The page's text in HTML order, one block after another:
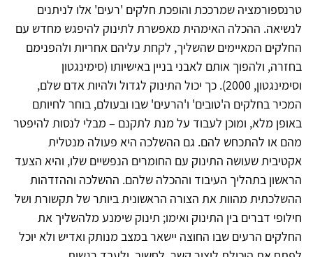
טרנספורמציה שמרככת והופכת חלקים 'רעים' אלו לניתנים
לנשיאה. ההכלה האימהית מאפשרת לתינוק להיפגש מחדש עם
החלקים המאיימים שהשליך, לקחת עליהם אחריות ולהפנימם
בחזרה, ולהפוך אותם לאבני בניין באישיותו (סימינגטון
וסימינגטון, 2000). כך יכול התינוק לגדול ולהיות אדם שלם,
המכיר בחלקים ה'טובים' ו'הרעים' שבו ובעולם, בוחר לחיותם
באופן מלא, ומוכן לעבוד על מנת לתקנם – מבלי לנסות להיפטר
מהם או להתכחש להם. גם ההשלכה היא פעולה מנטלית
אקטיבית שעושה התינוק עם החומרים הנפשיים שלו, והיא הצעד
הראשון בתהליך העיבוד וההכלה שלהם. ההשלכה וההזדהות
ההשלכתית מהוות את הצורה הראשונית ביותר של תקשורת ושל
חילופי דברים בין התינוק ואימו; תינוק שימנע מלהשליך את
החלקים הרעים שבו החוצה יישאר במצב מנותק ואדיש ולא יוכל